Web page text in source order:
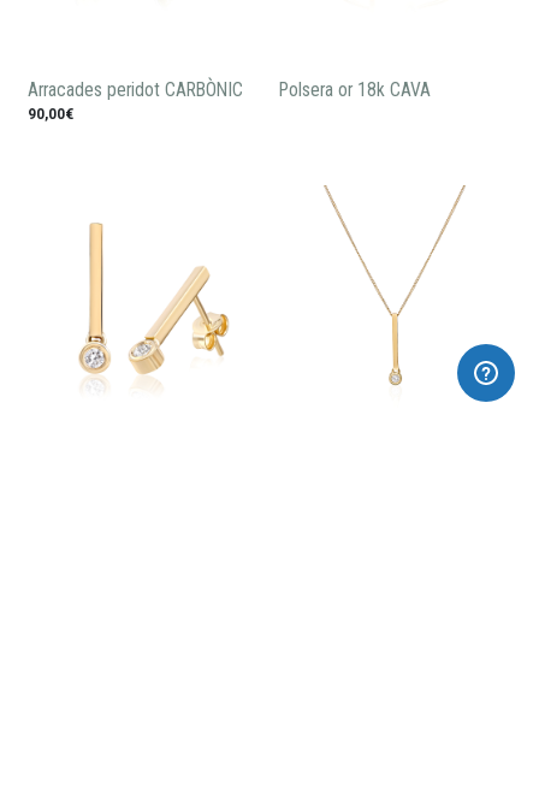
Arracades peridot CARBÒNIC
90,00€
Polsera or 18k CAVA